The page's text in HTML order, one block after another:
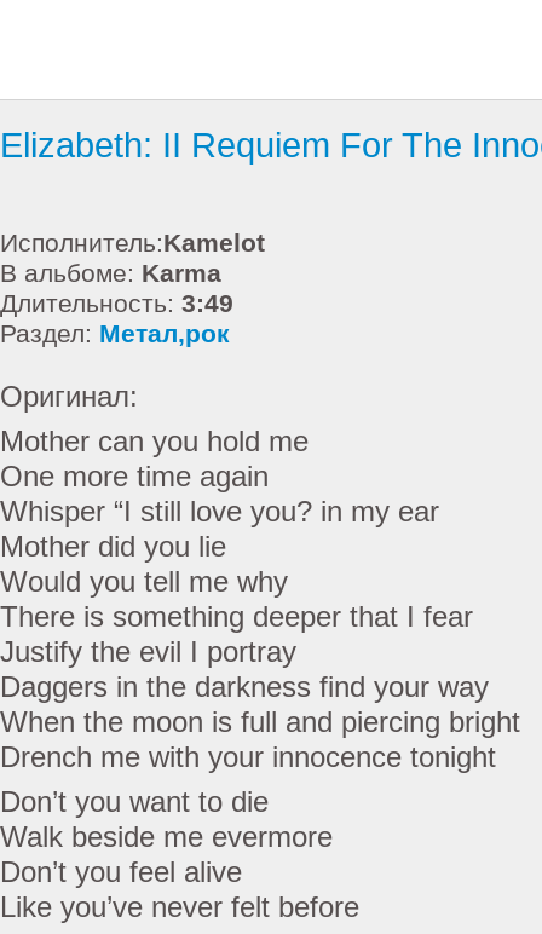
Elizabeth: II Requiem For The
Исполнитель:Kamelot
В альбоме: Karma
Длительность: 3:49
Раздел: Метал,рок
Оригинал:
Mother can you hold me
One more time again
Whisper “I still love you? in my ear
Mother did you lie
Would you tell me why
There is something deeper that I fear
Justify the evil I portray
Daggers in the darkness find your way
When the moon is full and piercing bright
Drench me with your innocence tonight
Don’t you want to die
Walk beside me evermore
Don’t you feel alive
Like you’ve never felt before